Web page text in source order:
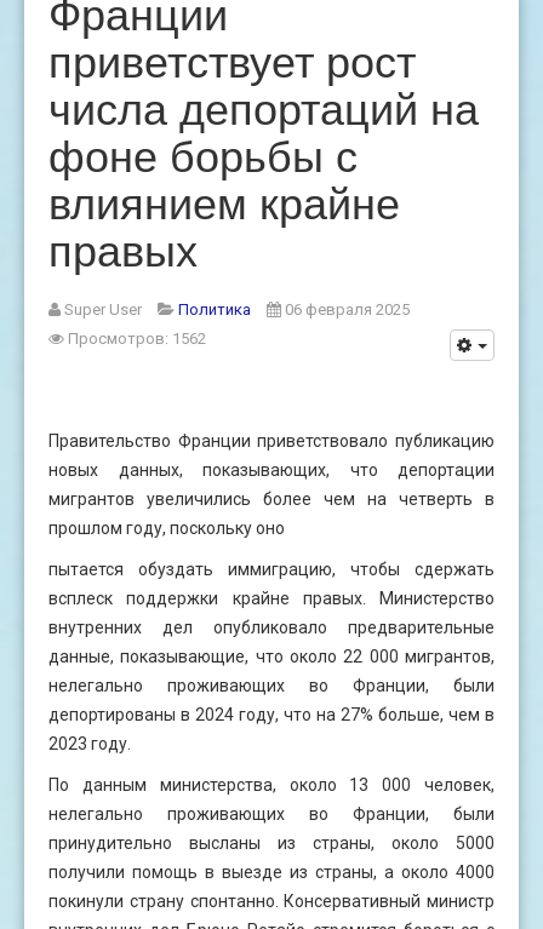
приветствует рост
числа депортаций на
фоне борьбы с
влиянием крайне
правых
Super User Политика
06 февраля 2025
Просмотров: 1562
Правительство Франции приветствовало публикацию
новых данных, показывающих, что депортации
мигрантов увеличились более чем на четверть в
прошлом году, поскольку оно
пытается обуздать иммиграцию, чтобы сдержать
всплеск поддержки крайне правых. Министерство
внутренних дел опубликовало предварительные
данные, показывающие, что около 22 000 мигрантов,
нелегально проживающих во Франции, были
депортированы в 2024 году, что на 27% больше, чем в
2023 году.
По данным министерства, около 13 000 человек,
нелегально проживающих во Франции, были
принудительно высланы из страны, около 5000
получили помощь в выезде из страны, а около 4000
покинули страну спонтанно. Консервативный министр